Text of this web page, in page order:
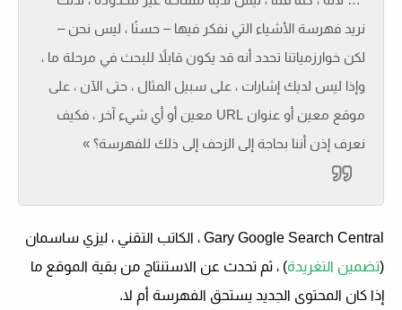
نريد فهرسة الأشياء التي نفكر فيها – حسنًا ، ليس نحن –
لكن خوارزمياتنا تحدد أنه قد يكون قابلاً للبحث في مرحلة ما ،
وإذا ليس لديك إشارات ، على سبيل المثال ، حتى الآن ، على
موقع معين أو عنوان URL معين أو أي شيء آخر ، فكيف
نعرف إذن أننا بحاجة إلى الزحف إلى ذلك للفهرسة؟ »
Gary Google Search Central ، الكاتب التقني ، ليزي ساسمان
(تضمين التغريدة) ، ثم تحدث عن الاستنتاج من بقية الموقع ما
إذا كان المحتوى الجديد يستحق الفهرسة أم لا.